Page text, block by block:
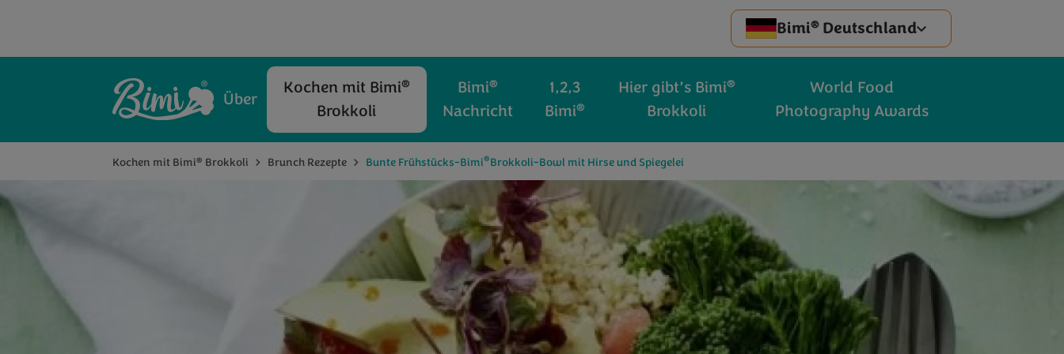
Bimi® Deutschland
Über
Kochen mit Bimi®
Brokkoli
Bimi®
Nachricht
1,2,3
Bimi®
Hier gibt’s Bimi®
Brokkoli
World Food
Photography Awards
Kochen mit Bimi® Brokkoli Brunch Rezepte Bunte Frühstücks-Bimi®Brokkoli-Bowl mit Hirse und Spiegelei